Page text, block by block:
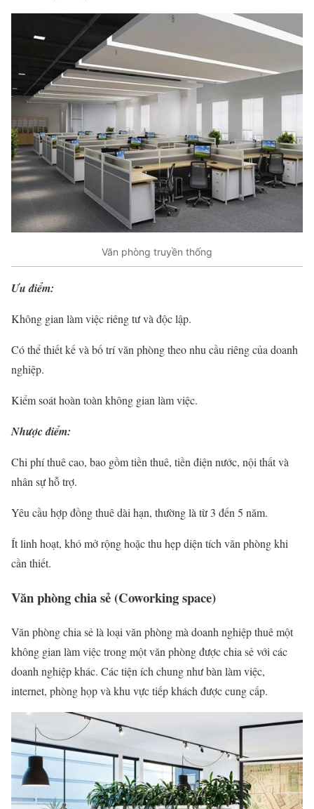
Văn phòng truyền thống
Ưu điểm:
Không gian làm việc riêng tư và độc lập.
Có thể thiết kế và bố trí văn phòng theo nhu cầu riêng của doanh
nghiệp.
Kiểm soát hoàn toàn không gian làm việc.
Nhược điểm:
Chi phí thuê cao, bao gồm tiền thuê, tiền điện nước, nội thất và
nhân sự hỗ trợ.
Yêu cầu hợp đồng thuê dài hạn, thường là từ 3 đến 5 năm.
Ít linh hoạt, khó mở rộng hoặc thu hẹp diện tích văn phòng khi
cần thiết.
Văn phòng chia sẻ (Coworking space)
Văn phòng chia sẻ là loại văn phòng mà doanh nghiệp thuê một
không gian làm việc trong một văn phòng được chia sẻ với các
doanh nghiệp khác. Các tiện ích chung như bàn làm việc,
internet, phòng họp và khu vực tiếp khách được cung cấp.